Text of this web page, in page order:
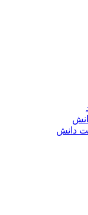
دانش